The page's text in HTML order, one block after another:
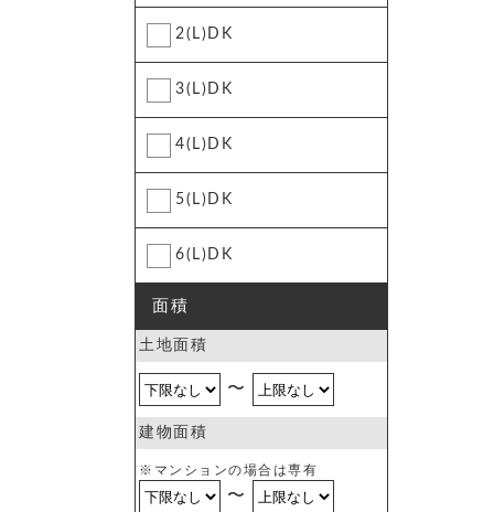
2(L)DK
3(L)DK
4(L)DK
5(L)DK
6(L)DK
面積
土地面積
〜
建物面積
※マンションの場合は専有
〜